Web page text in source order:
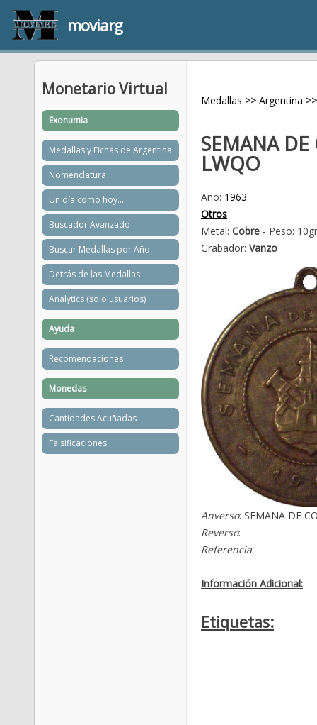
moviarg
Medallas >> Argentina >>
SEMANA
LWQO
Año: 1963
Otros
Metal: Cobre - Peso:
Grabador: Vanzo
Anverso: SEMANA DE
Reverso:
Referencia:
Información Adicional:
Etiquetas:
Monetario Virtual
Exonumia
Medallas y Fichas de Argentina
Nomenclatura
Un día como hoy...
Buscador Avanzado
Buscar Medallas por Año
Detrás de las Medallas
Analytics (solo usuarios)
Ayuda
Recomendaciones
Monedas
Cantidades Acuñadas
Falsificaciones